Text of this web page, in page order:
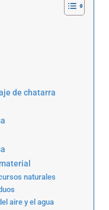
de chatarra
naturales
aire y el agua